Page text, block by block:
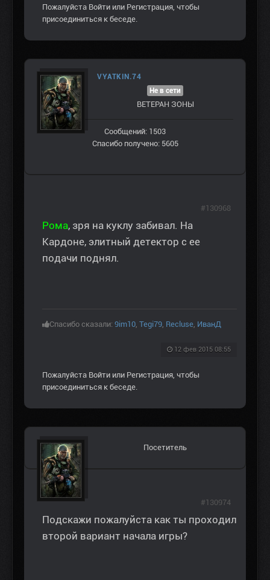
Пожалуйста Войти или Регистрация, чтобы
присоединиться к беседе.
VYATKIN.74
Не в сети
ВЕТЕРАН ЗOНЫ
Сообщений: 1503
Спасибо получено: 5605
Рома, зря на куклу забивал. На
Кардоне, элитный детектор с ее
подачи поднял.
Спасибо сказали: 9im10, Tegi79, Recluse, ИванД
12 фев 2015 08:55
#130968
Пожалуйста Войти или Регистрация, чтобы
присоединиться к беседе.
Посетитель
Подскажи пожалуйста как ты проходил
второй вариант начала игры?
#130974